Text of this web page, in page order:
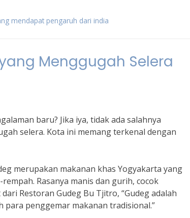
mendapat pengaruh dari india
Menggugah Selera
baru? Jika iya, tidak ada salahnya
selera. Kota ini memang terkenal dengan
merupakan makanan khas Yogyakarta yang
Rasanya manis dan gurih, cocok
Restoran Gudeg Bu Tjitro, “Gudeg adalah
penggemar makanan tradisional.”